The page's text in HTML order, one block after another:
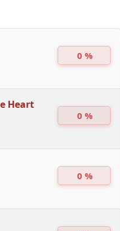
0 %
Heart
0 %
0 %